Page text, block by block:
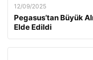
12/09/2025
Pegasus’tan Büyük
Elde Edildi